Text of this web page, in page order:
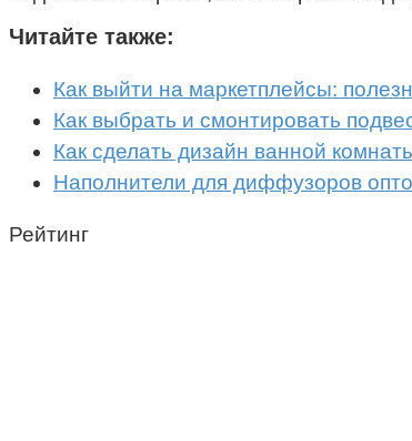
Читайте также:
Как выйти на маркетплейсы:
Как выбрать и смонтировать
Как сделать дизайн ванной
Наполнители для диффузоров
Рейтинг